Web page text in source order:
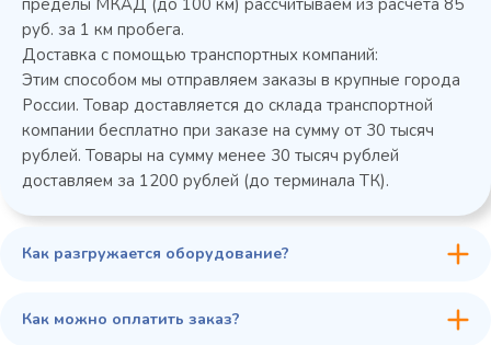
45 900 ₽
руб. за 1 км пробега.
Доставка с помощью транспортных компаний:
Этим способом мы отправляем заказы в крупные города
России. Товар доставляется до склада транспортной
компании бесплатно при заказе на сумму от 30 тысяч
рублей. Товары на сумму менее 30 тысяч рублей
доставляем за 1200 рублей (до терминала ТК).
Как разгружается оборудование?
Как можно оплатить заказ?